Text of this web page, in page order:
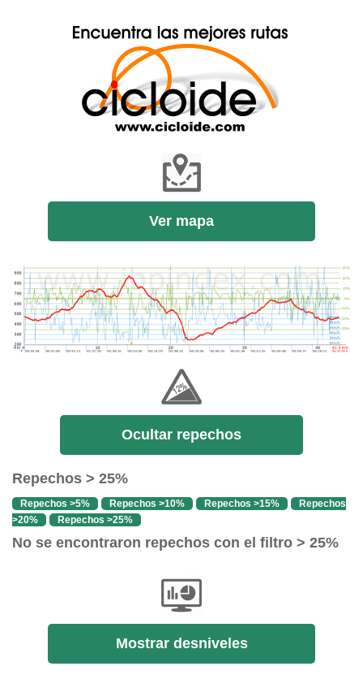
Ver mapa
Ocultar repechos
Repechos > 25%
Repechos >5% Repechos >10% Repechos >15%
Repechos
>20%
Repechos >25%
No se encontraron repechos con el filtro > 25%
Mostrar desniveles